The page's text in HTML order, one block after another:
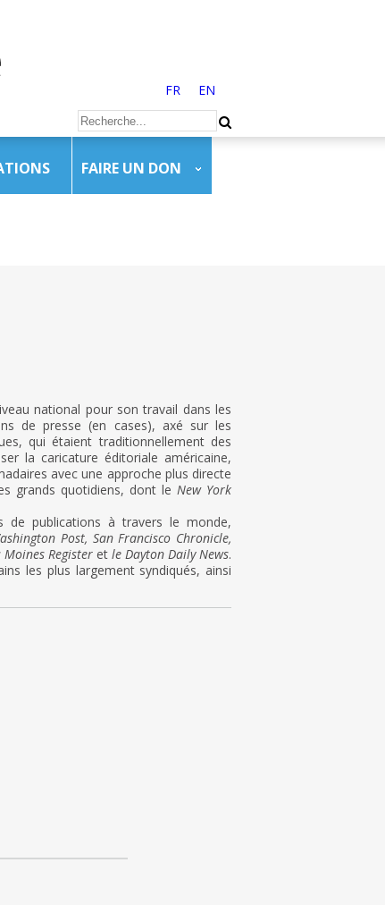
FR EN
FAIRE UN DON
national pour son travail dans les
de presse (en cases), axé sur les
qui étaient traditionnellement des
la caricature éditoriale américaine,
avec une approche plus directe
grands quotidiens, dont leNew York
de publications à travers le monde,
Post, San Francisco Chronicle,
Moines Register et le Dayton Daily News.
les plus largement syndiqués, ainsi